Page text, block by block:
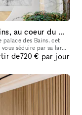
Boutique Ephémère en face des Bains, au coeur du Marais
palace des Bains, cet
séduire par sa large
(
de720 € par jour